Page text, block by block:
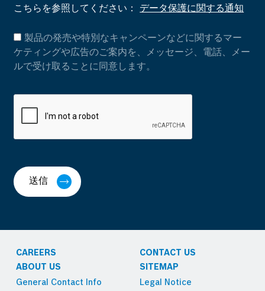
こちらを参照してください： データ保護に関する通知
製品の発売や特別なキャンペーンなどに関するマー
ケティングや広告のご案内を、メッセージ、電話、メー
ルで受け取ることに同意します。
送信
CAREERS
CONTACT US
ABOUT US
SITEMAP
General Contact Info
Legal Notice